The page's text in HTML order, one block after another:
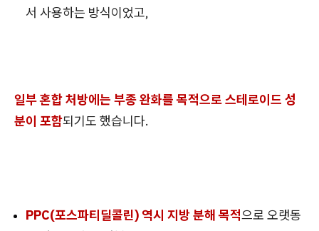
서 사용하는 방식이었고,
일부 혼합 처방에는 부종 완화를 목적으로 스테로이드 성
분이 포함되기도 했습니다.
PPC(포스파티딜콜린) 역시 지방 분해 목적으로 오랫동